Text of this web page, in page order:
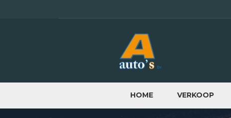
HOME VERKOOP